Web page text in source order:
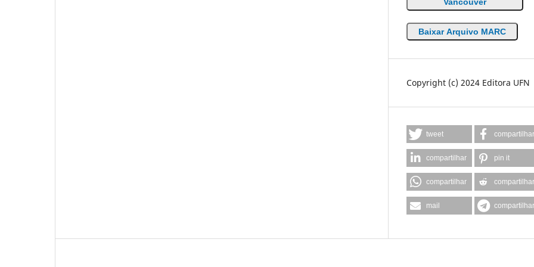
Vancouver
Baixar Arquivo MARC
Copyright (c) 2024 Editora UFN
tweet compartilhar
compartilhar pin it
compartilhar compartilhar
mail compartilhar